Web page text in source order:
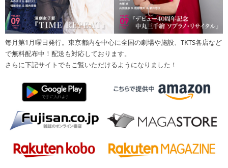
毎月第1月曜日発行。東京都内を中心に全国の劇場や施設、TKTS各店など
で無料配布中！配送も対応しております。
さらに下記サイトでもご覧いただけるようになりました！